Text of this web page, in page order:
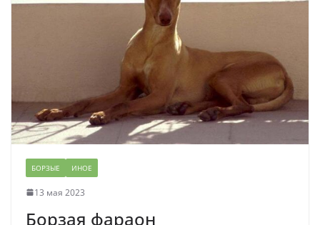
БОРЗЫЕ ИНОЕ
13 мая 2023
Борзая фараон